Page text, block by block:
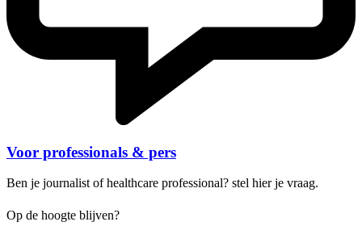
Voor professionals & pers
Ben je journalist of healthcare professional? stel hier je vraag.
Op de hoogte blijven?